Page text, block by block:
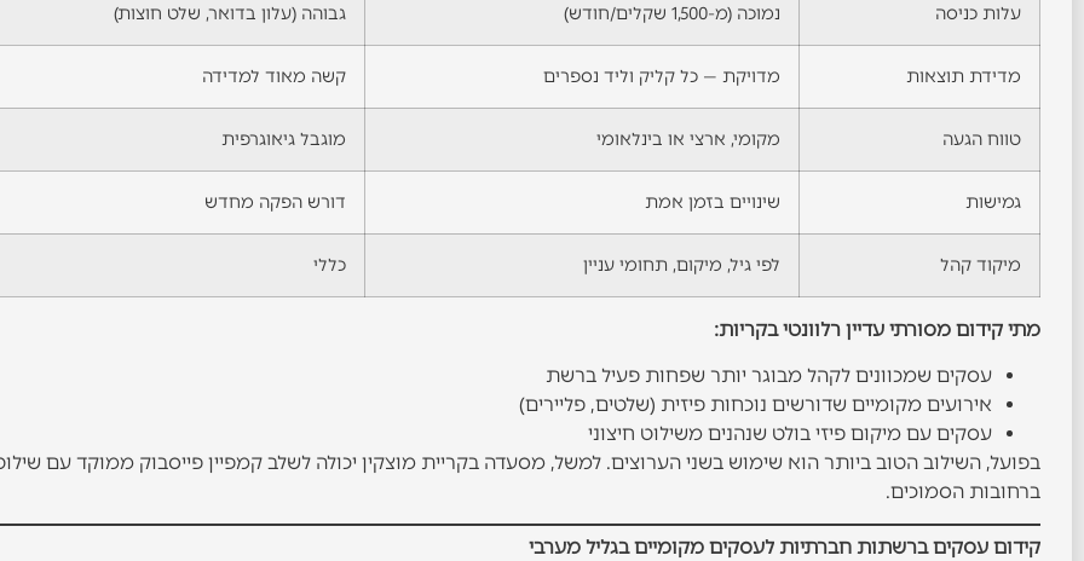
עלות כניסה נמוכה (מ-1,500 שקלים/חודש) גבוהה (עלון בדואר, שלט חוצות)
מדידת תוצאות מדויקת — כל קליק וליד נספרים קשה מאוד למדידה
טווח הגעה מקומי, ארצי או בינלאומי מוגבל גיאוגרפית
גמישות שינויים בזמן אמת דורש הפקה מחדש
מיקוד קהל לפי גיל, מיקום, תחומי עניין כללי
מתי קידום מסורתי עדיין רלוונטי בקריות:
עסקים שמכוונים לקהל מבוגר יותר שפחות פעיל ברשת
אירועים מקומיים שדורשים נוכחות פיזית (שלטים, פליירים)
עסקים עם מיקום פיזי בולט שנהנים משילוט חיצוני
בפועל, השילוב הטוב ביותר הוא שימוש בשני הערוצים. למשל, מסעדה בקריית מוצקין יכולה לשלב קמפיין פייסבוק ממוקד עם
ברחובות הסמוכים.
קידום עסקים ברשתות חברתיות לעסקים מקומיים בגליל מערבי